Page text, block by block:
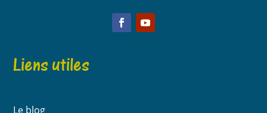
Liens utiles
Le blog